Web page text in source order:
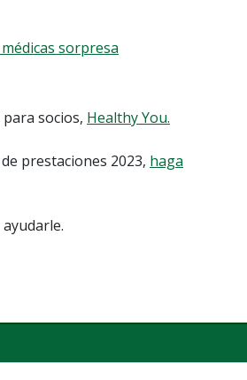
sorpresa
socios, Healthy You.
prestaciones 2023, haga